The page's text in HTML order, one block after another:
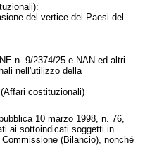
del vertice dei Paesi del
n. 9/2374/25 e NAN ed altri
nell'utilizzo della
costituzionali)
10 marzo 1998, n. 76,
ai sottoindicati soggetti in
(Bilancio), nonché